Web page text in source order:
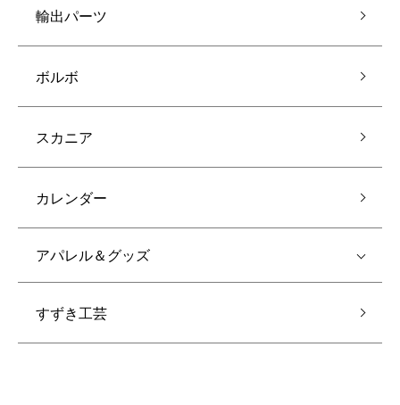
輸出パーツ
ボルボ
スカニア
カレンダー
アパレル＆グッズ
すずき工芸